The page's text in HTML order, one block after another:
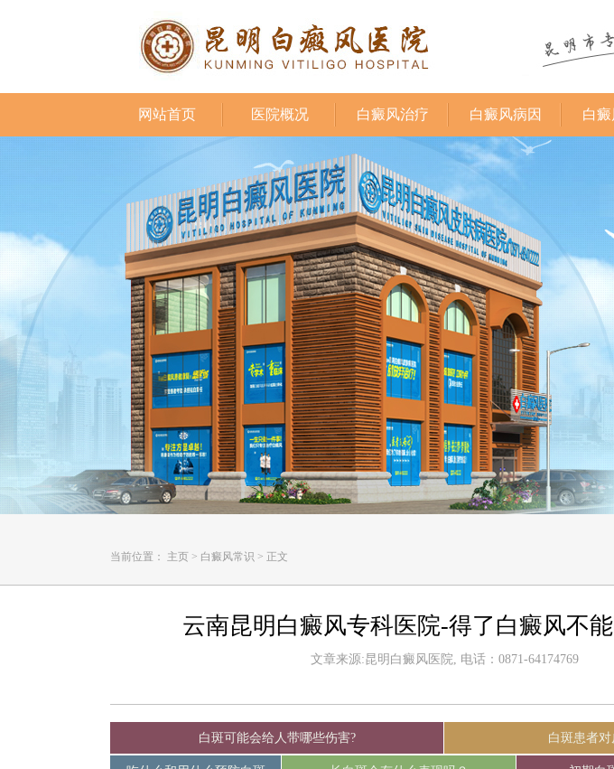
网站首页 医院概况 白癜风治疗 白癜风病因 白
当前位置： 主页 > 白癜风常识 > 正文
云南昆明白癜风专科医院-得了白癜风不
文章来源:昆明白癜风医院, 电话：0871-64174769
白斑可能会给人带哪些伤害? 白斑患者